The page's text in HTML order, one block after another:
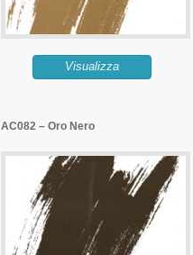
Visualizza
AC082 – Oro Nero